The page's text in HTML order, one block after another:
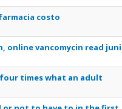
costo
online vancomycin read
times what an adult